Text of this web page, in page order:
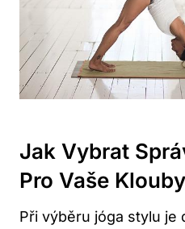
Jak Vybrat
Pro Vaše Klouby
Při výběru jóga stylu je